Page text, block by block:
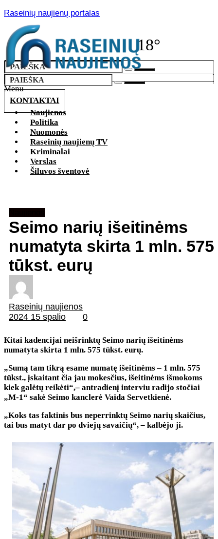
Raseinių naujienų portalas
18°
KONTAKTAI
Menu
Naujienos
Politika
Nuomonės
Raseinių naujienų TV
Kriminalai
Verslas
Šiluvos šventovė
Seimo narių išeitinėms
numatyta skirta 1 mln. 575
tūkst. eurų
Raseinių naujienos
2024 15 spalio
0
Kitai kadencijai neišrinktų Seimo narių išeitinėms
numatyta skirta 1 mln. 575 tūkst. eurų.
„Sumą tam tikrą esame numatę išeitinėms – 1 mln. 575
tūkst., įskaitant čia jau mokesčius, išeitinėms išmokoms
kiek galėtų reikėti“,– antradienį interviu radijo stočiai
„M-1“ sakė Seimo kanclerė Vaida Servetkienė.
„Koks tas faktinis bus neperrinktų Seimo narių skaičius,
tai bus matyt dar po dviejų savaičių“, – kalbėjo ji.